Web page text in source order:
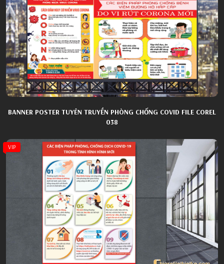
BANNER POSTER TUYÊN TRUYỀN PHÒNG CHỐNG COVID FILE COREL
038
VIP